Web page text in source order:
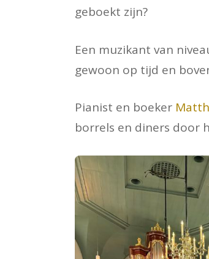
geboekt zijn?
Een muzikant van
gewoon op tijd en
Pianist en boeker
borrels en diners door